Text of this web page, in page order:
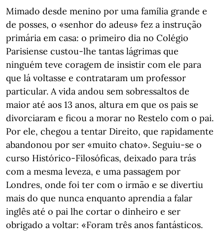
Mimado desde menino por uma família grande e
de posses, o «senhor do adeus» fez a instrução
primária em casa: o primeiro dia no Colégio
Parisiense custou-lhe tantas lágrimas que
ninguém teve coragem de insistir com ele para
que lá voltasse e contrataram um professor
particular. A vida andou sem sobressaltos de
maior até aos 13 anos, altura em que os pais se
divorciaram e ficou a morar no Restelo com o pai.
Por ele, chegou a tentar Direito, que rapidamente
abandonou por ser «muito chato». Seguiu-se o
curso Histórico-Filosóficas, deixado para trás
com a mesma leveza, e uma passagem por
Londres, onde foi ter com o irmão e se divertiu
mais do que nunca enquanto aprendia a falar
inglês até o pai lhe cortar o dinheiro e ser
obrigado a voltar: «Foram três anos fantásticos.